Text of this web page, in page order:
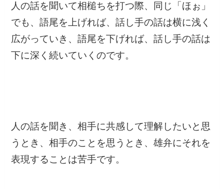
人の話を聞いて相槌ちを打つ際、同じ「ほぉ」
でも、語尾を上げれば、話し手の話は横に浅く
広がっていき、語尾を下げれば、話し手の話は
下に深く続いていくのです。
人の話を聞き、相手に共感して理解したいと思
うとき、相手のことを思うとき、雄弁にそれを
表現することは苦手です。